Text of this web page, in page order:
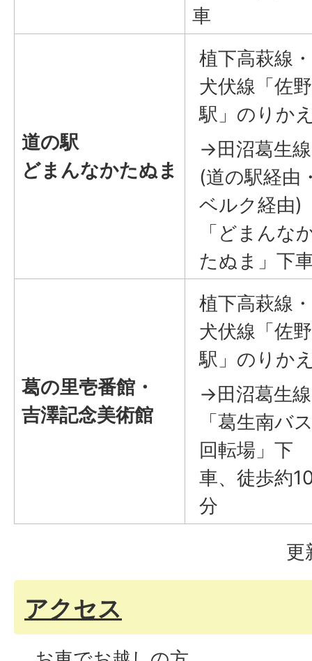
車
道の駅
どまんなかたぬま
植下高萩線・
犬伏線「佐野
駅」のりか
→田沼葛生線
(道の駅経由
ベルク経由)
「どまんな
たぬま」下
葛の里壱番館・
吉澤記念美術館
植下高萩線・
犬伏線「佐野
駅」のりか
→田沼葛生線
「葛生南バ
回転場」下
車、徒歩約
分
更
アクセス